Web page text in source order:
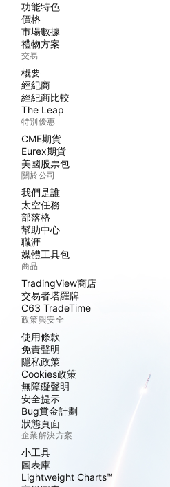
功能特色
價格
市場數據
禮物方案
交易
概要
經紀商
經紀商比較
The Leap
特別優惠
CME期貨
Eurex期貨
美國股票包
關於公司
我們是誰
太空任務
部落格
幫助中心
職涯
媒體工具包
商品
TradingView商店
交易者塔羅牌
C63 TradeTime
政策與安全
使用條款
免責聲明
隱私政策
Cookies政策
無障礙聲明
安全提示
Bug賞金計劃
狀態頁面
企業解決方案
小工具
圖表庫
Lightweight Charts™